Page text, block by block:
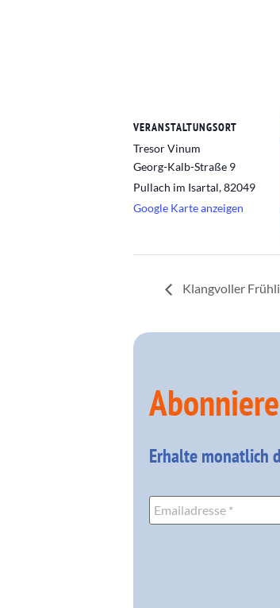
VERANSTALTUNGSORT
Tresor Vinum
Georg-Kalb-Straße 9
Pullach im Isartal,82049
Google Karte anzeigen
Klangvoller
Abonniere
Erhalte monatlich